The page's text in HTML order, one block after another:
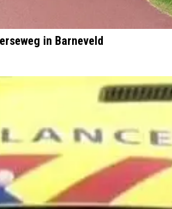
in Barneveld